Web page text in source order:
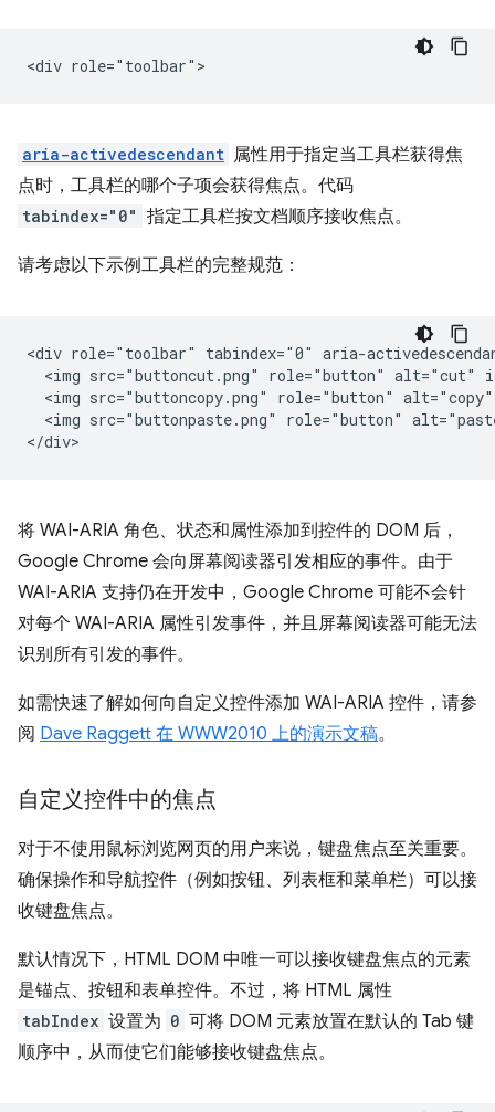
aria-activedescendant 属性用于指定当工具栏获得焦
点时，工具栏的哪个子项会获得焦点。代码
tabindex="0" 指定工具栏按文档顺序接收焦点。
请考虑以下示例工具栏的完整规范：
<div role="toolbar" tabindex="0" aria-
<img src="buttoncut.png" role="button" alt="cut"
<img src="buttoncopy.png" role="button"
<img src="buttonpaste.png" role="button"
将 WAI-ARIA 角色、状态和属性添加到控件的 DOM 后，
Google Chrome 会向屏幕阅读器引发相应的事件。由于
WAI-ARIA 支持仍在开发中，Google Chrome 可能不会针
对每个 WAI-ARIA 属性引发事件，并且屏幕阅读器可能无法
识别所有引发的事件。
如需快速了解如何向自定义控件添加 WAI-ARIA 控件，请参
阅 Dave Raggett 在 WWW2010 上的演示文稿。
自定义控件中的焦点
对于不使用鼠标浏览网页的用户来说，键盘焦点至关重要。
确保操作和导航控件（例如按钮、列表框和菜单栏）可以接
收键盘焦点。
默认情况下，HTML DOM 中唯一可以接收键盘焦点的元素
是锚点、按钮和表单控件。不过，将 HTML 属性
tabIndex 设置为 0 可将 DOM 元素放置在默认的 Tab 键
顺序中，从而使它们能够接收键盘焦点。